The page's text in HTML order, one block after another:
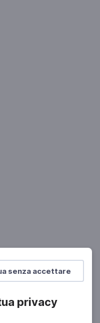
senza accettare
privacy
ghetto di Roma
1943